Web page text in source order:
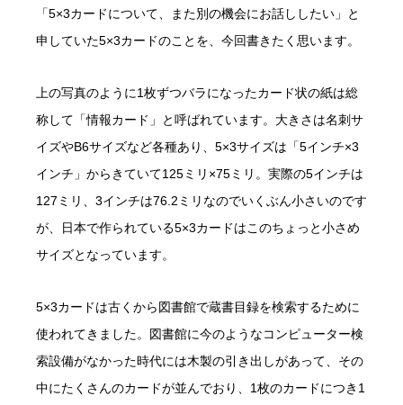
「5×3カードについて、また別の機会にお話ししたい」と
申していた5×3カードのことを、今回書きたく思います。
上の写真のように1枚ずつバラになったカード状の紙は総
称して「情報カード」と呼ばれています。大きさは名刺サ
イズやB6サイズなど各種あり、5×3サイズは「5インチ×3
インチ」からきていて125ミリ×75ミリ。実際の5インチは
127ミリ、3インチは76.2ミリなのでいくぶん小さいのです
が、日本で作られている5×3カードはこのちょっと小さめ
サイズとなっています。
5×3カードは古くから図書館で蔵書目録を検索するために
使われてきました。図書館に今のようなコンピューター検
索設備がなかった時代には木製の引き出しがあって、その
中にたくさんのカードが並んでおり、1枚のカードにつき1